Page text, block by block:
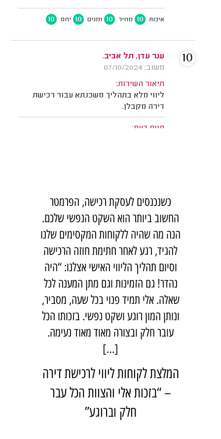
כשנכנסים לעסקת רכישה, הפרמטר
החשוב ביותר הוא השקט הנפשי שלכם.
הנה מה שהיה ללקוחות המקסימים שלנו
להגיד, רגע לאחר חתימת חוזה הרכישה
וסיום תהליך הליווי האישי אצלנו: “היה
נהדר! גם הזמינות וגם מתן המענה לכל
שאלה. אלי תמיד פנוי בכל שעה, מסביר,
ונותן המון רוגע ושקט נפשי. בזכותו הכל
עובר חלק ובצורה מאוד מאוד נעימה.
[…]
המלצת לקוחות ליווי לרכישת דירה
– “בזכות אלי והצוות הכל עבר
חלק וברוגע”